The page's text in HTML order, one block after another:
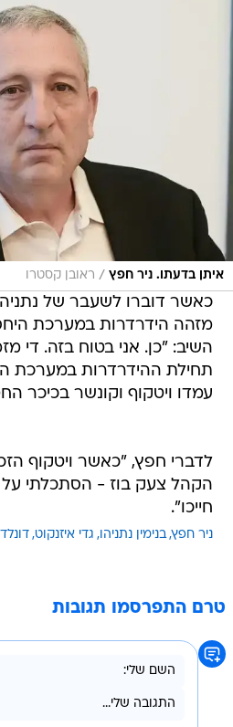
איתן בדעתו. ניר חפץ / ראובן קסטרו
כאשר דוברו לשעבר של
מזהה הידרדרות במערכת
השיב: "כן. אני בטוח בזה. די
תחילת ההידרדרות במערכת
עמדו ויטקוף וקונשר בכיכר
לדברי חפץ, "כאשר ויטקוף
הקהל צעק בוז - הסתכלתי
חייכו".
ניר חפץ בנימין נתניהו גדי איזנקוט
טרם התפרסמו תגובות